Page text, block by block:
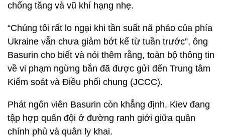
chống tăng và vũ khí hạng nhẹ.
“Chúng tôi rất lo ngại khi tần suất nã pháo của phía
Ukraine vẫn chưa giảm bớt kể từ tuần trước”, ông
Basurin cho biết và nói thêm rằng, toàn bộ thông tin
về vi phạm ngừng bắn đã được gửi đến Trung tâm
Kiểm soát và Điều phối chung (JCCC).
Phát ngôn viên Basurin còn khẳng định, Kiev đang
tập hợp quân đội ở đường ranh giới giữa quân
chính phủ và quân ly khai.